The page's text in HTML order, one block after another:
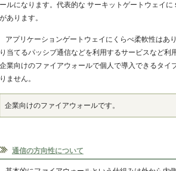
ールになります。代表的な サーキットゲートウェイ
があります。
アプリケーションゲートウェイにくらべ柔軟性はあ
り当てるパッシブ通信などを利用するサービスなど利
企業向けのファイアウォールで個人で導入できるタイ
りません。
企業向けのファイアウォールです。
通信の方向性について